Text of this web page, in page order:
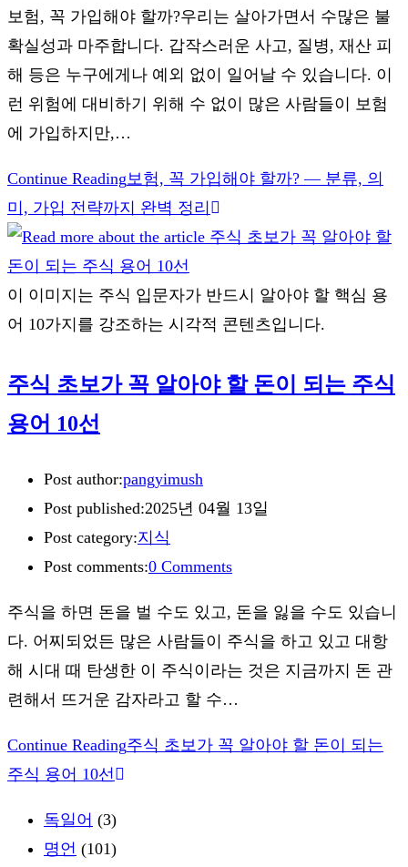
보험, 꼭 가입해야 할까?우리는 살아가면서 수많은 불
확실성과 마주합니다. 갑작스러운 사고, 질병, 재산 피
해 등은 누구에게나 예외 없이 일어날 수 있습니다. 이
런 위험에 대비하기 위해 수 없이 많은 사람들이 보험
에 가입하지만,…
Continue Reading보험, 꼭 가입해야 할까? — 분류, 의
미, 가입 전략까지 완벽 정리
이 이미지는 주식 입문자가 반드시 알아야 할 핵심 용
어 10가지를 강조하는 시각적 콘텐츠입니다.
주식 초보가 꼭 알아야 할 돈이 되는 주식
용어 10선
Post author:pangyimush
Post published:2025년 04월 13일
Post category:지식
Post comments:0 Comments
주식을 하면 돈을 벌 수도 있고, 돈을 잃을 수도 있습니
다. 어찌되었든 많은 사람들이 주식을 하고 있고 대항
해 시대 때 탄생한 이 주식이라는 것은 지금까지 돈 관
련해서 뜨거운 감자라고 할 수…
Continue Reading주식 초보가 꼭 알아야 할 돈이 되는
주식 용어 10선
독일어 (3)
명언 (101)